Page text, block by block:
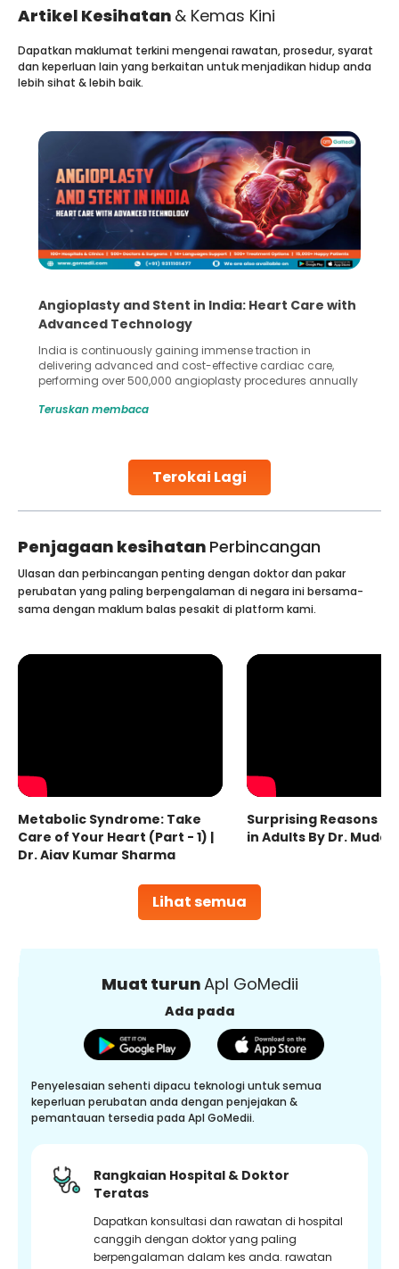
Artikel Kesihatan & Kemas Kini
Terokai Lagi
Dapatkan maklumat terkini mengenai rawatan, prosedur, syarat
dan keperluan lain yang berkaitan untuk menjadikan hidup anda
lebih sihat & lebih baik.
Angioplasty and Stent in India: Heart Care with
Advanced Technology
India is continuously gaining immense traction in
delivering advanced and cost-effective cardiac care,
performing over 500,000 angioplasty procedures annually
globe are searching for treatments like angioplasty and
Studies, such as one published
Teruskan membaca
Penjagaan kesihatan Perbincangan
Lihat semua
Ulasan dan perbincangan penting dengan doktor dan pakar
perubatan yang paling berpengalaman di negara ini bersama-
sama dengan maklum balas pesakit di platform kami.
Metabolic Syndrome: Take
Care of Your Heart (Part - 1) |
Dr. Ajay Kumar Sharma
Surprising Reasons
in Adults By Dr.
Muat turunApl GoMedii
Ada pada
Penyelesaian sehenti dipacu teknologi untuk semua
keperluan perubatan anda dengan penjejakan &
pemantauan tersedia pada Apl GoMedii.
Rangkaian Hospital & Doktor
Teratas
Dapatkan konsultasi dan rawatan di hospital
canggih dengan doktor yang paling
berpengalaman dalam kes anda. rawatan